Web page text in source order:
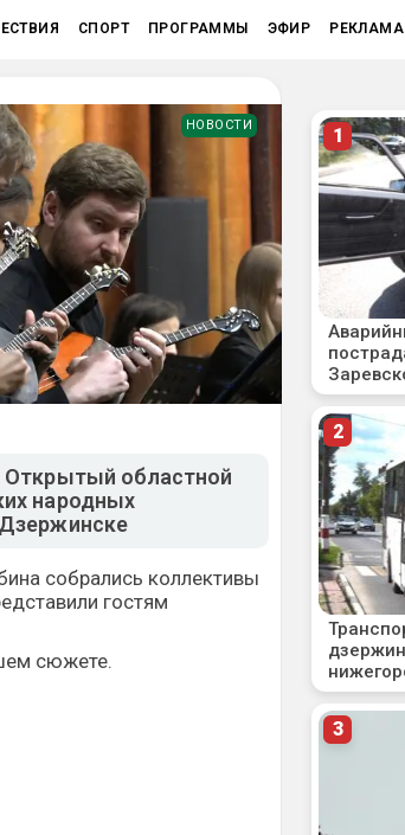
СПОРТ ПРОГРАММЫ ЭФИР РЕКЛАМА
НОВОСТИ
областной
народных
собрались коллективы
гостям
сюжете.